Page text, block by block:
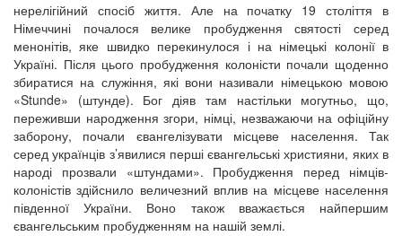
нерелігійний спосіб життя. Але на початку 19 століття в
Німеччині почалося велике пробудження святості серед
менонітів, яке швидко перекинулося і на німецькі колонії в
Україні. Після цього пробудження колоністи почали щоденно
збиратися на служіння, які вони називали німецькою мовою
«Stunde» (штунде). Бог діяв там настільки могутньо, що,
переживши народження згори, німці, незважаючи на офіційну
заборону, почали євангелізувати місцеве населення. Так
серед українців з’явилися перші євангельські християни, яких в
народі прозвали «штундами». Пробудження перед німців-
колоністів здійснило величезний вплив на місцеве населення
південної України. Воно також вважається найпершим
євангельським пробудженням на нашій землі.